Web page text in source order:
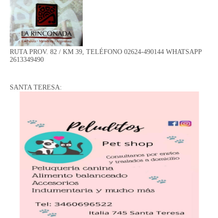
RUTA PROV. 82 / KM 39, TELÉFONO 02624-490144 WHATSAPP
2613349490
SANTA TERESA: